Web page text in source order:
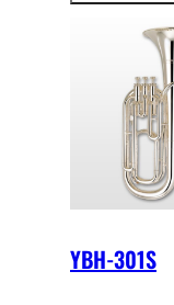
Embouchure
YBH-301S